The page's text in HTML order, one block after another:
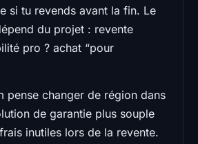
si tu revends avant la fin. Le
du projet : revente
pro ? achat “pour
pense changer de région dans
de garantie plus souple
inutiles lors de la revente.